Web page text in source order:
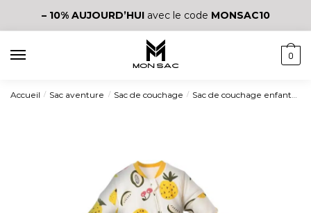
– 10% AUJOURD’HUIavec le code MONSAC10
0
Accueil / Sac aventure / Sac de couchage / Sac de couchage enfant